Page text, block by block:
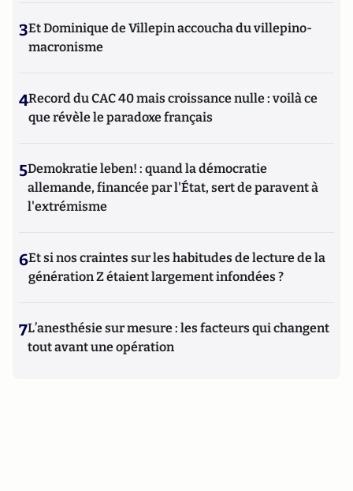
3Et Dominique de Villepin accoucha du villepino-
macronisme
4Record du CAC 40 mais croissance nulle : voilà ce
que révèle le paradoxe français
5Demokratie leben! : quand la démocratie
allemande, financée par l'État, sert de paravent à
l'extrémisme
6Et si nos craintes sur les habitudes de lecture de la
génération Z étaient largement infondées ?
7L’anesthésie sur mesure : les facteurs qui changent
tout avant une opération